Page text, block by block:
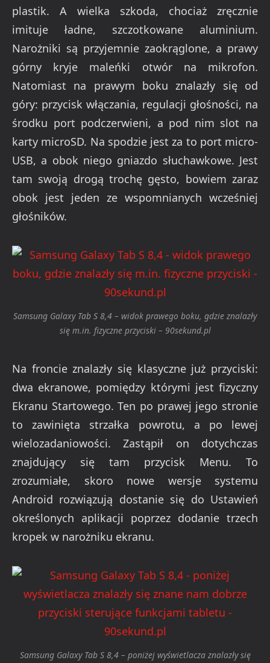
plastik. A wielka szkoda, chociaż zręcznie
imituje ładne, szczotkowane aluminium.
Narożniki są przyjemnie zaokrąglone, a prawy
górny kryje maleńki otwór na mikrofon.
Natomiast na prawym boku znalazły się od
góry: przycisk włączania, regulacji głośności, na
środku port podczerwieni, a pod nim slot na
karty microSD. Na spodzie jest za to port micro-
USB, a obok niego gniazdo słuchawkowe. Jest
tam swoją drogą trochę gęsto, bowiem zaraz
obok jest jeden ze wspomnianych wcześniej
głośników.
Samsung Galaxy Tab S 8,4 – widok prawego boku, gdzie znalazły
się m.in. fizyczne przyciski – 90sekund.pl
Na froncie znalazły się klasyczne już przyciski:
dwa ekranowe, pomiędzy którymi jest fizyczny
Ekranu Startowego. Ten po prawej jego stronie
to zawinięta strzałka powrotu, a po lewej
wielozadaniowości. Zastąpił on dotychczas
znajdujący się tam przycisk Menu. To
zrozumiałe, skoro nowe wersje systemu
Android rozwiązują dostanie się do Ustawień
określonych aplikacji poprzez dodanie trzech
kropek w narożniku ekranu.
Samsung Galaxy Tab S 8,4 – poniżej wyświetlacza znalazły się